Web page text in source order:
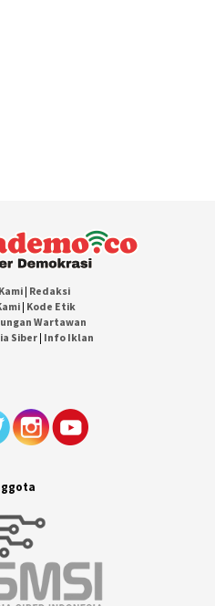
| Redaksi
| Kode Etik
Wartawan
Siber | Info Iklan